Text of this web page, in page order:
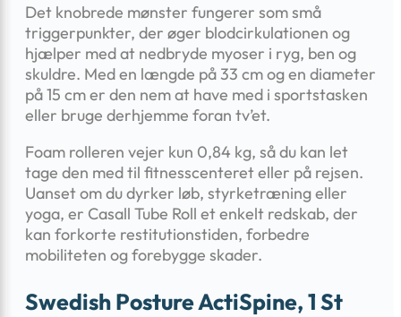
Det knobrede mønster fungerer som små
triggerpunkter, der øger blodcirkulationen og
hjælper med at nedbryde myoser i ryg, ben og
skuldre. Med en længde på 33 cm og en diameter
på 15 cm er den nem at have med i sportstasken
eller bruge derhjemme foran tv’et.
Foam rolleren vejer kun 0,84 kg, så du kan let
tage den med til fitnesscenteret eller på rejsen.
Uanset om du dyrker løb, styrketræning eller
yoga, er Casall Tube Roll et enkelt redskab, der
kan forkorte restitutionstiden, forbedre
mobiliteten og forebygge skader.
Swedish Posture ActiSpine, 1 St